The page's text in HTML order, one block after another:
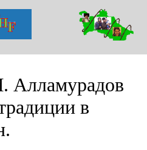
Алламурадов
в